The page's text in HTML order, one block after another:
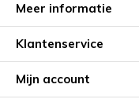
Meer informatie
Klantenservice
Mijn account